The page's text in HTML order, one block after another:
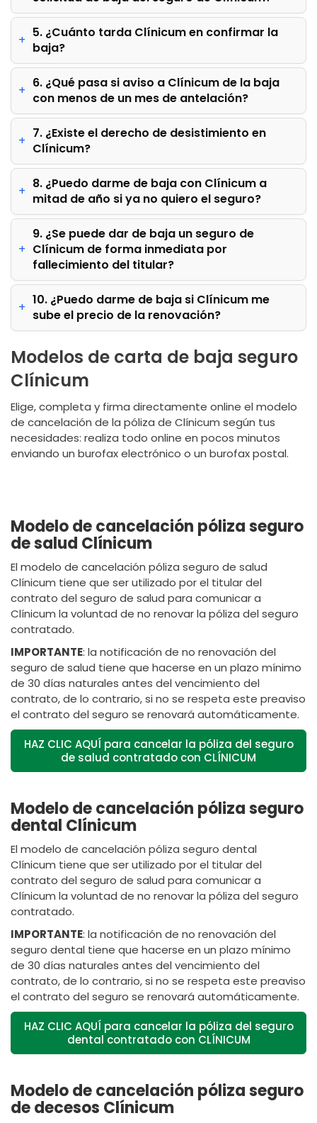
5. ¿Cuánto tarda Clínicum en confirmar la
baja?
6. ¿Qué pasa si aviso a Clínicum de la baja
con menos de un mes de antelación?
7. ¿Existe el derecho de desistimiento en
Clínicum?
8. ¿Puedo darme de baja con Clínicum a
mitad de año si ya no quiero el seguro?
9. ¿Se puede dar de baja un seguro de
Clínicum de forma inmediata por
fallecimiento del titular?
10. ¿Puedo darme de baja si Clínicum me
sube el precio de la renovación?
Modelos de carta de baja seguro
Clínicum
Elige, completa y firma directamente online el modelo
de cancelación de la póliza de Clínicum según tus
necesidades: realiza todo online en pocos minutos
enviando un burofax electrónico o un burofax postal.
Modelo de cancelación póliza seguro
de salud Clínicum
El modelo de cancelación póliza seguro de salud
Clínicum tiene que ser utilizado por el titular del
contrato del seguro de salud para comunicar a
Clínicum la voluntad de no renovar la póliza del seguro
contratado.
IMPORTANTE: la notificación de no renovación del
seguro de salud tiene que hacerse en un plazo mínimo
de 30 días naturales antes del vencimiento del
contrato, de lo contrario, si no se respeta este preaviso
el contrato del seguro se renovará automáticamente.
HAZ CLIC AQUÍ para cancelar la póliza del seguro
de salud contratado con CLÍNICUM
Modelo de cancelación póliza seguro
dental Clínicum
El modelo de cancelación póliza seguro dental
Clínicum tiene que ser utilizado por el titular del
contrato del seguro de salud para comunicar a
Clínicum la voluntad de no renovar la póliza del seguro
contratado.
IMPORTANTE: la notificación de no renovación del
seguro dental tiene que hacerse en un plazo mínimo
de 30 días naturales antes del vencimiento del
contrato, de lo contrario, si no se respeta este preaviso
el contrato del seguro se renovará automáticamente.
HAZ CLIC AQUÍ para cancelar la póliza del seguro
dental contratado con CLÍNICUM
Modelo de cancelación póliza seguro
de decesos Clínicum